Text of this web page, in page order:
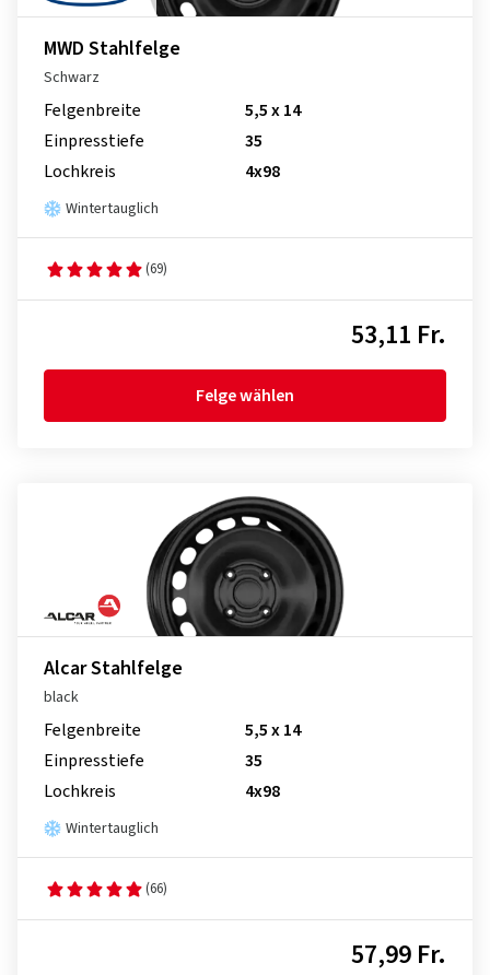
MWD Stahlfelge
Schwarz
Felgenbreite
5,5 x 14
Einpresstiefe
35
Lochkreis
4x98
Wintertauglich
(69)
53,11 Fr.
Felge wählen
Alcar Stahlfelge
black
Felgenbreite
5,5 x 14
Einpresstiefe
35
Lochkreis
4x98
Wintertauglich
(66)
57,99 Fr.